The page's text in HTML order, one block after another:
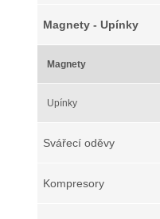
Magnety - Upínky
Magnety
Upínky
Svářecí oděvy
Kompresory